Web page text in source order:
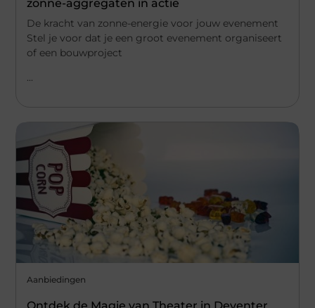
zonne-aggregaten in actie
De kracht van zonne-energie voor jouw evenement
Stel je voor dat je een groot evenement organiseert
of een bouwproject
...
Aanbiedingen